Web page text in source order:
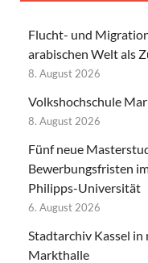
Flucht- und
arabischen Welt als
8. August 2026
Volkshochschule
8. August 2026
Fünf neue
Bewerbungsfristen
Philipps-Universität
6. August 2026
Stadtarchiv Kassel
Markthalle